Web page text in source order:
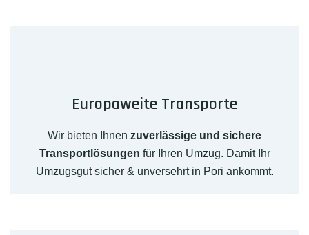
Europaweite Transporte
Wir bieten Ihnen zuverlässige und sichere
Transportlösungen für Ihren Umzug. Damit Ihr
Umzugsgut sicher & unversehrt in Pori ankommt.